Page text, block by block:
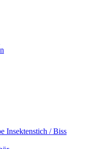
Insektenstich / Biss